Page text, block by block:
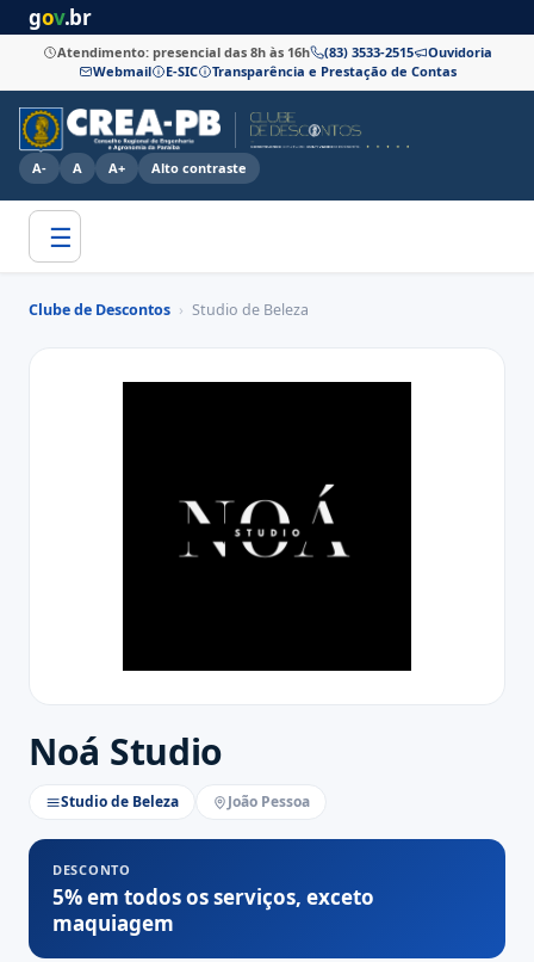
gov.br
Atendimento: presencial das 8h às 16h (83) 3533-2515
Ouvidoria
Webmail
E-SIC Transparência e Prestação de Contas
A- A A+ Alto contraste
☰
Clube de Descontos › Studio de Beleza
Noá Studio
Studio de Beleza João Pessoa
DESCONTO
5% em todos os serviços, exceto
maquiagem